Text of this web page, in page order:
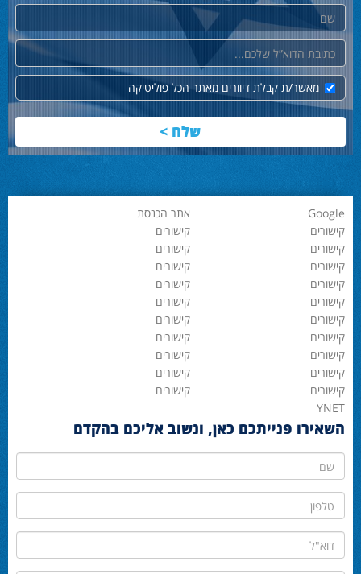
שם
דוא"ל
מאשר/ת קבלת דיוורים מאתר הכל פוליטיקה
Google אתר הכנסת
YNET
קישורים קישורים
קישורים קישורים
קישורים קישורים
קישורים קישורים
קישורים קישורים
קישורים קישורים
קישורים קישורים
קישורים קישורים
קישורים קישורים
קישורים קישורים
השאירו פנייתכם כאן, ונשוב אליכם בהקדם
שם
טלפון
דוא"ל